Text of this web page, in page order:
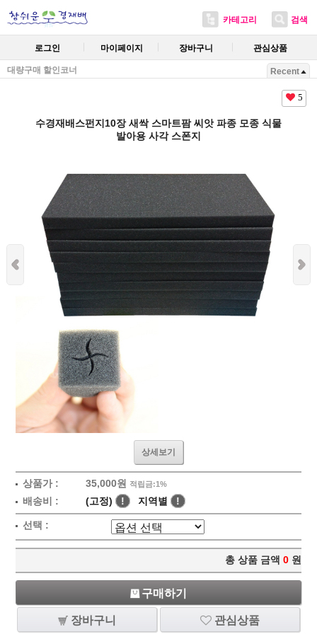
카테고리 검색
로그인 마이페이지 장바구니 관심상품
대량구매 할인코너 Recent
5
수경재배스펀지10장 새싹 스마트팜 씨앗 파종 모종 식물
발아용 사각 스폰지
상세보기
상품가 : 35,000원 적립금:1%
배송비 : (고정) ! 지역별 !
선택 :
총 상품 금액 0 원
구매하기
장바구니 관심상품